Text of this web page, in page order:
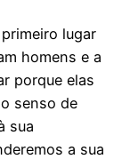
lugar
homens e a
porque elas
senso de
sua
a sua